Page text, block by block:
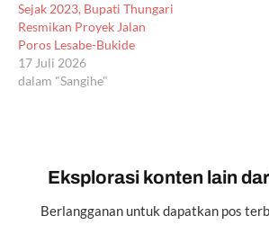
Sejak 2023, Bupati Thungari
Resmikan Proyek Jalan
Poros Lesabe-Bukide
17 Juli 2026
dalam "Sangihe"
Eksplorasi konten lain
Berlangganan untuk dapatkan pos